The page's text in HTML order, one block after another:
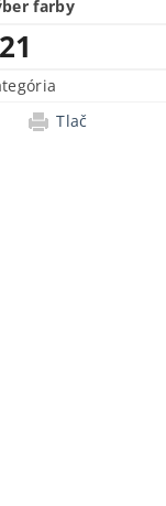
farby
Tlač